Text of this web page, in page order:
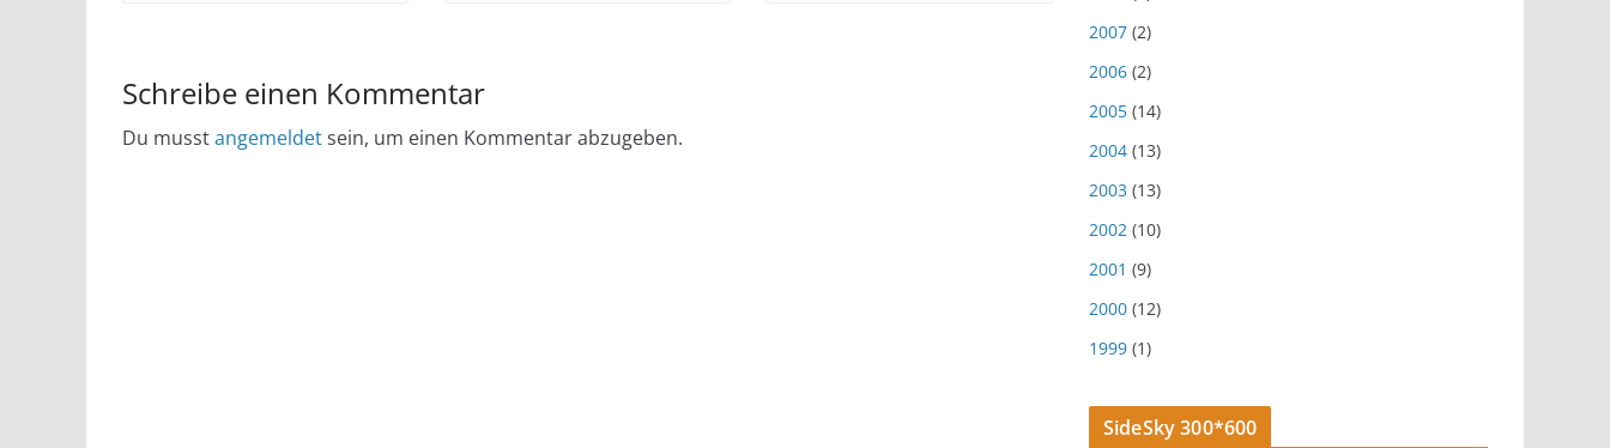
Schreibe einen Kommentar
Du musstangemeldetsein, um einen Kommentar abzugeben.
2007 (2)
2006 (2)
2005 (14)
2004 (13)
2003 (13)
2002 (10)
2001 (9)
2000 (12)
1999 (1)
SideSky 300*600